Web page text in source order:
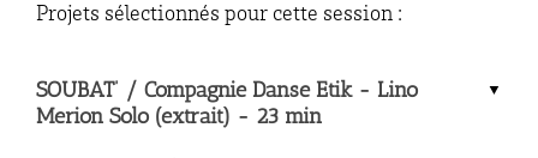
Projets sélectionnés pour cette session :
SOUBAT’ / Compagnie Danse Etik - Lino
Merion Solo (extrait) - 23 min